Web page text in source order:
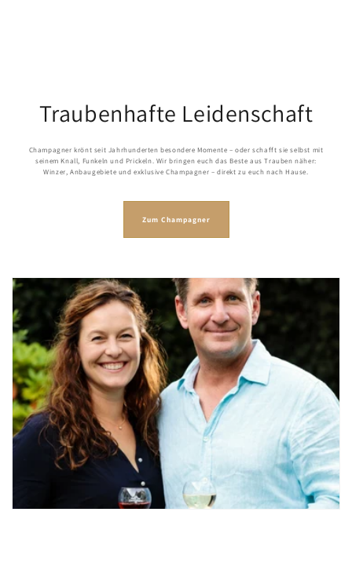
Traubenhafte Leidenschaft
Champagner krönt seit Jahrhunderten besondere Momente – oder schafft sie selbst mit
seinem Knall, Funkeln und Prickeln. Wir bringen euch das Beste aus Trauben näher:
Winzer, Anbaugebiete und exklusive Champagner – direkt zu euch nach Hause.
Zum Champagner